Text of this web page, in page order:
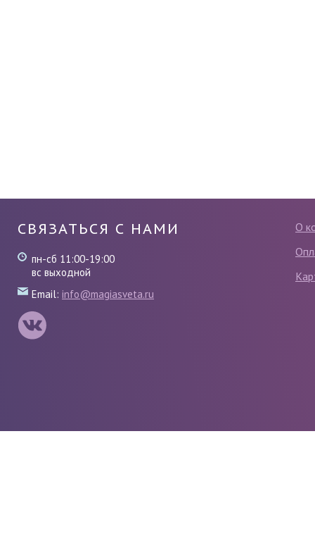
О
СВЯЗАТЬСЯ С НАМИ
пн-сб 11:00-19:00
вс выходной
Email: info@magiasveta.ru